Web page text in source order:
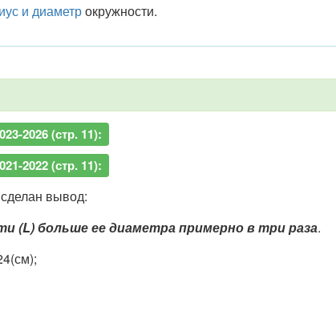
и диаметрокружности.
2026 (стр. 11):
2022 (стр. 11):
вывод:
(L) больше ее диаметра примерно в три раза.